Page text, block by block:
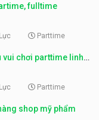
fulltime
Parttime
vui chơi parttime linh
Parttime
shop mỹ phẩm